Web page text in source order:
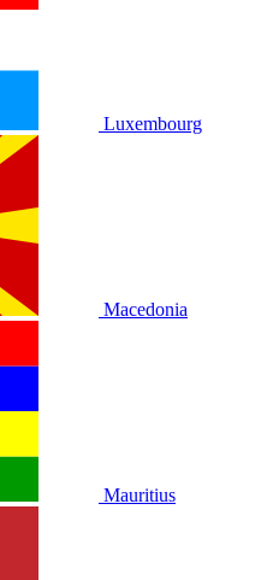
Luxembourg
Macedonia
Mauritius